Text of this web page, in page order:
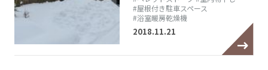
#屋根付き駐車スペース
#浴室暖房乾燥機
2018.11.21